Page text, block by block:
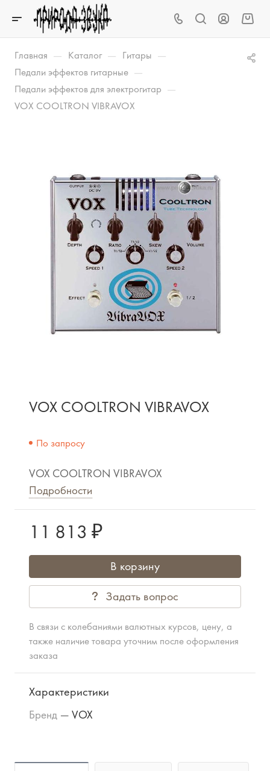
Главная — Каталог — Гитары —
Педали эффектов гитарные —
Педали эффектов для электрогитар —
VOX COOLTRON VIBRAVOX
VOX COOLTRON VIBRAVOX
По запросу
VOX COOLTRON VIBRAVOX
Подробности
11 813 ₽
В корзину
Задать вопрос
В связи с колебаниями валютных курсов, цену, а
также наличие товара уточним после оформления
заказа
Характеристики
Бренд — VOX